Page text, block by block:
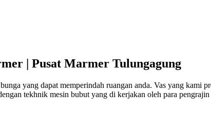
| Pusat Marmer Tulungagung
yang dapat memperindah ruangan anda. Vas yang kami
tekhnik mesin bubut yang di kerjakan oleh para